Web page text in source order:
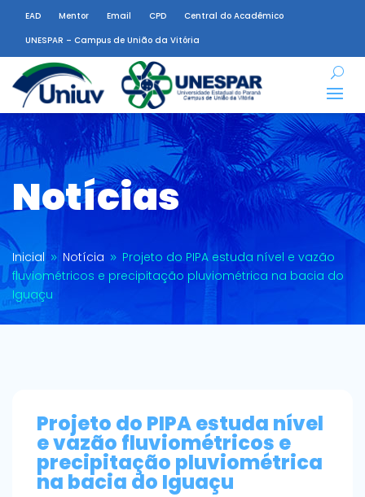
EAD Mentor Email CPD
Central do Acadêmico
UNESPAR – Campus de União da Vitória
Notícias
Inicial 9 Notícia 9 Projeto do PIPA estuda nível e vazão
fluviométricos e precipitação pluviométrica na bacia do
Iguaçu
Projeto do PIPA estuda nível
e vazão fluviométricos e
precipitação pluviométrica
na bacia do Iguaçu